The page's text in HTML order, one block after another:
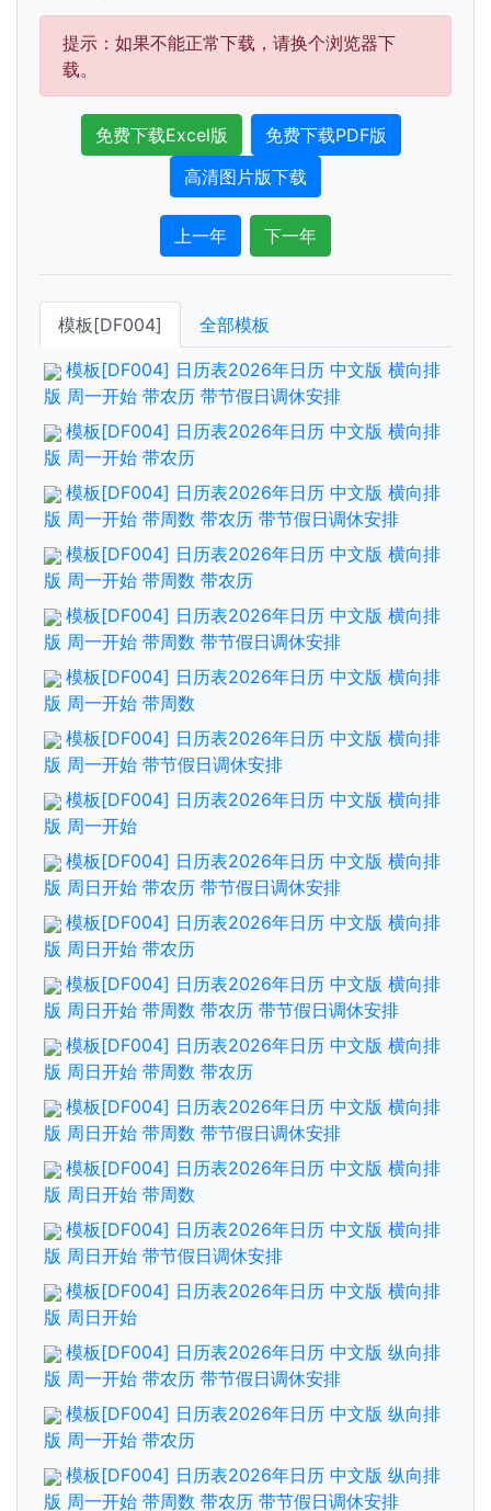
提示：如果不能正常下载，请换个浏览器下
载。
免费下载Excel版
免费下载PDF版
高清图片版下载
上一年 下一年
模板[DF004] 全部模板
模板[DF004] 日历表2026年日历 中文版 横向排
版 周一开始 带农历 带节假日调休安排
模板[DF004] 日历表2026年日历 中文版 横向排
版 周一开始 带农历
模板[DF004] 日历表2026年日历 中文版 横向排
版 周一开始 带周数 带农历 带节假日调休安排
模板[DF004] 日历表2026年日历 中文版 横向排
版 周一开始 带周数 带农历
模板[DF004] 日历表2026年日历 中文版 横向排
版 周一开始 带周数 带节假日调休安排
模板[DF004] 日历表2026年日历 中文版 横向排
版 周一开始 带周数
模板[DF004] 日历表2026年日历 中文版 横向排
版 周一开始 带节假日调休安排
模板[DF004] 日历表2026年日历 中文版 横向排
版 周一开始
模板[DF004] 日历表2026年日历 中文版 横向排
版 周日开始 带农历 带节假日调休安排
模板[DF004] 日历表2026年日历 中文版 横向排
版 周日开始 带农历
模板[DF004] 日历表2026年日历 中文版 横向排
版 周日开始 带周数 带农历 带节假日调休安排
模板[DF004] 日历表2026年日历 中文版 横向排
版 周日开始 带周数 带农历
模板[DF004] 日历表2026年日历 中文版 横向排
版 周日开始 带周数 带节假日调休安排
模板[DF004] 日历表2026年日历 中文版 横向排
版 周日开始 带周数
模板[DF004] 日历表2026年日历 中文版 横向排
版 周日开始 带节假日调休安排
模板[DF004] 日历表2026年日历 中文版 横向排
版 周日开始
模板[DF004] 日历表2026年日历 中文版 纵向排
版 周一开始 带农历 带节假日调休安排
模板[DF004] 日历表2026年日历 中文版 纵向排
版 周一开始 带农历
模板[DF004] 日历表2026年日历 中文版 纵向排
版 周一开始 带周数 带农历 带节假日调休安排